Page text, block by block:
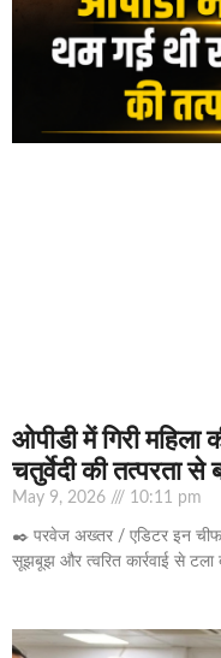
ओपीडी में गिरी महिला
चतुर्वेदी की तत्परता से
May 9, 2026 10:11 pm
✒️ परवेज अख्तर / एडिटर इन चीफ
सूझबूझ और त्वरित कार्रवाई से टला